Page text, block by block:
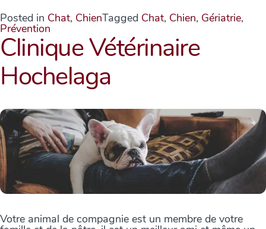
Posted in Chat, ChienTagged Chat, Chien, Gériatrie,
Prévention
Clinique Vétérinaire
Hochelaga
Votre animal de compagnie est un membre de votre